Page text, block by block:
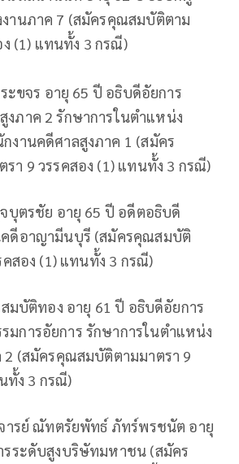
านภาค 7 (สมัครคุณสมบัติตาม
ง (1) แทนทั้ง 3 กรณี)
ะขจร อายุ 65 ปี อธิบดีอัยการ
งภาค 2 รักษาการในตำแหน่ง
งานคดีศาลสูงภาค 1 (สมัคร
า 9 วรรคสอง (1) แทนทั้ง 3 กรณี)
บุตรชัย อายุ 65 ปี อดีตอธิบดี
คดีอาญามีนบุรี (สมัครคุณสมบัติ
คสอง (1) แทนทั้ง 3 กรณี)
มบัติทอง อายุ 61 ปี อธิบดีอัยการ
มการอัยการ รักษาการในตำแหน่ง
2 (สมัครคุณสมบัติตามมาตรา 9
ทั้ง 3 กรณี)
ารย์ ณัทตรัยพัทธ์ ภัทร์พรชนัต อายุ
ระดับสูงบริษัทมหาชน (สมัคร